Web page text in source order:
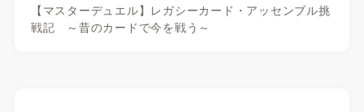
【マスターデュエル】レガシーカード・アッセンブル挑
戦記 ～昔のカードで今を戦う～